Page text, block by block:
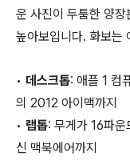
운 사진이 두툼한 양
높아보입니다. 화보는
• 데스크톱: 애플 1 컴
의 2012 아이맥까지
• 랩톱: 무게가 16파운
신 맥북에어까지